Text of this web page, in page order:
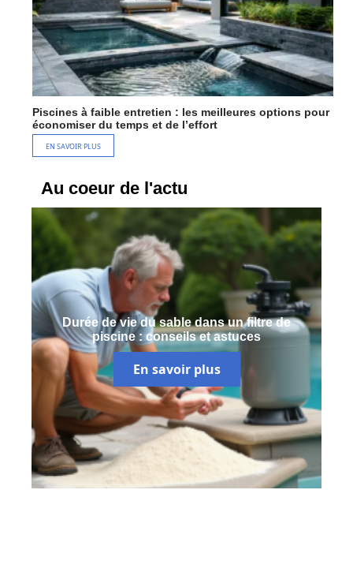
Piscines à faible entretien : les meilleures options pour
économiser du temps et de l’effort
EN SAVOIR PLUS
Au coeur de l'actu
Durée de vie du sable dans un filtre de
piscine : conseils et astuces
En savoir plus